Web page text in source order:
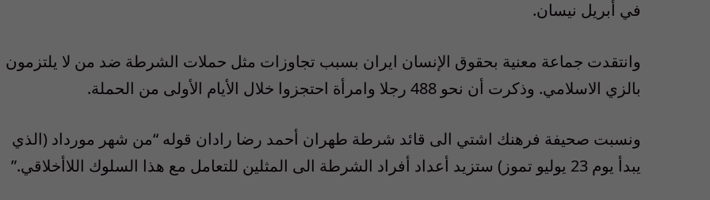
في أبريل نيسان.
وانتقدت جماعة معنية بحقوق الإنسان ايران بسبب تجاوزات مثل حملات الشرطة ضد من لا يلتزمون
بالزي الاسلامي. وذكرت أن نحو 488 رجلا وامرأة احتجزوا خلال الأيام الأولى من الحملة.
ونسبت صحيفة فرهنك اشتي الى قائد شرطة طهران أحمد رضا رادان قوله “من شهر مورداد (الذي
يبدأ يوم 23 يوليو تموز) ستزيد أعداد أفراد الشرطة الى المثلين للتعامل مع هذا السلوك اللاأخلاقي.”